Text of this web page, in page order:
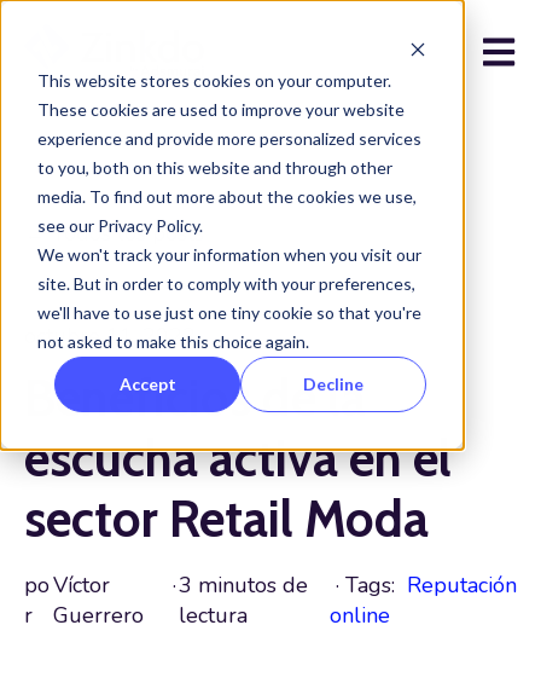
This website stores cookies on your computer.
These cookies are used to improve your website
experience and provide more personalized services
to you, both on this website and through other
media. To find out more about the cookies we use,
see our Privacy Policy.
We won't track your information when you visit our
site. But in order to comply with your preferences,
we'll have to use just one tiny cookie so that you're
not asked to make this choice again.
Accept Decline
Todos los posts
octubre 11, 2023
Beneficios de la
escucha activa en el
sector Retail Moda
po
r
Víctor
Guerrero
·3 minutos de
lectura
· Tags: Reputación
online